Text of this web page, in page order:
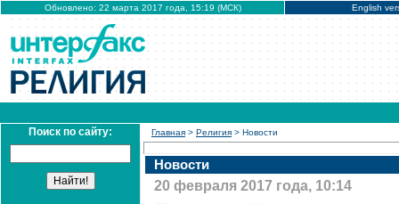
Обновлено: 22 марта 2017 года, 15:19 (МСК) English
Поиск по сайту: Главная > Религия > Новости
Новости
20 февраля 2017 года, 10:14